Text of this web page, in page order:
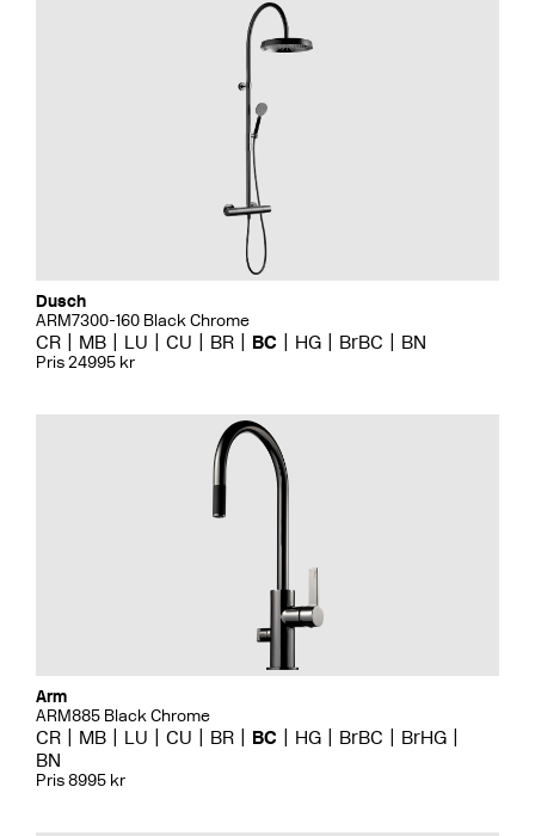
Dusch
ARM7300-160 Black Chrome
CR MB LU CU BR BC HG BrBC BN
Pris 24995 kr
Arm
ARM885 Black Chrome
CR MB LU CU BR BC HG BrBC
BrHG
BN
Pris 8995 kr